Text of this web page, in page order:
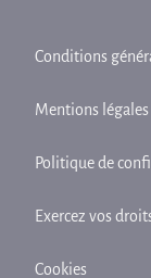
Conditions
Mentions légales
Politique de
Exercez vos
Cookies